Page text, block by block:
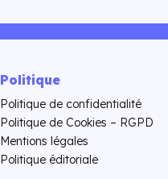
Politique
Politique de confidentialité
Politique de Cookies – RGPD
Mentions légales
Politique éditoriale